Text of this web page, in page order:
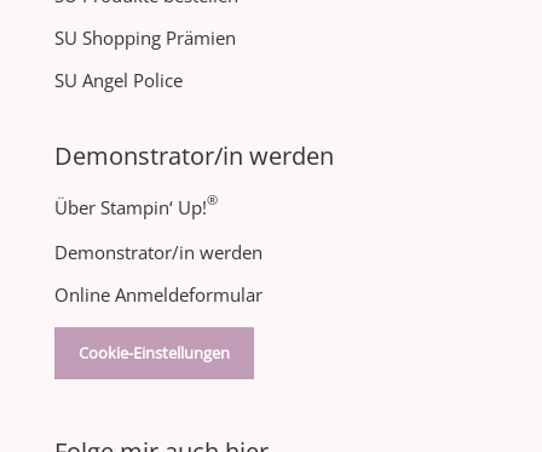
SU Shopping Prämien
SU Angel Police
Demonstrator/in werden
Über Stampin‘ Up!®
Demonstrator/in werden
Online Anmeldeformular
Cookie-Einstellungen